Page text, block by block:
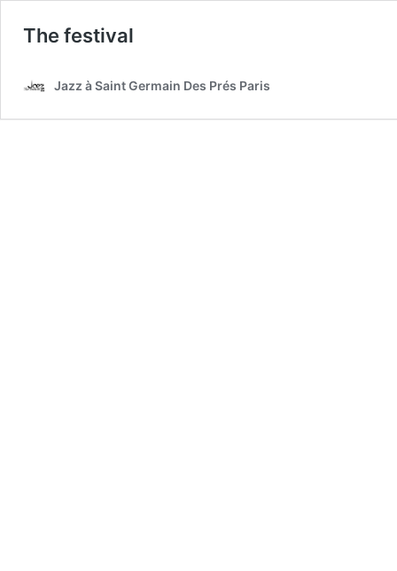
The festival
Jazz à Saint Germain Des Prés Paris